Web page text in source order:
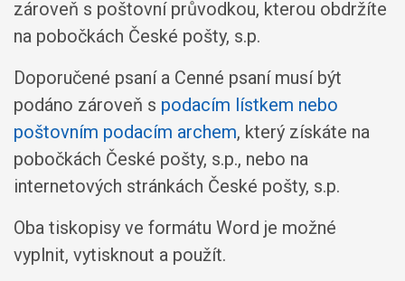
zároveň s poštovní průvodkou, kterou obdržíte
na pobočkách České pošty, s.p.
Doporučené psaní a Cenné psaní musí být
podáno zároveň s podacím lístkem nebo
poštovním podacím archem, který získáte na
pobočkách České pošty, s.p., nebo na
internetových stránkách České pošty, s.p.
Oba tiskopisy ve formátu Word je možné
vyplnit, vytisknout a použít.